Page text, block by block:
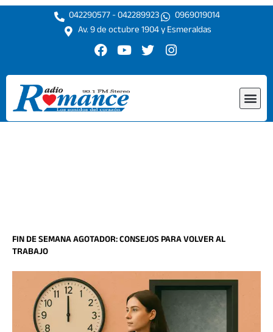
Ir
042290577 - 042289923
0969019014
Av. 9 de octubre 1904 y Esmeraldas
F
c
e
b
o
o
Y
u
t
u
b
e
T
i
r
I
s
r
FIN DE SEMANA AGOTADOR: CONSEJOS PARA VOLVER AL
TRABAJO